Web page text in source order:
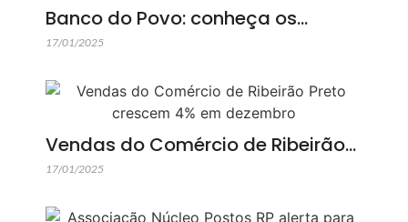
Banco do Povo: conheça os…
17/01/2025
Vendas do Comércio de Ribeirão…
17/01/2025